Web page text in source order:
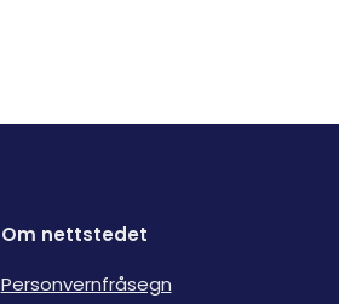
Om nettstedet
Personvernfråsegn